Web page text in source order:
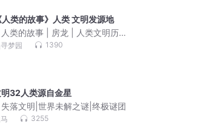
类的故事》人类 文明发源地
人类的故事 | 房龙 | 人类文明历史
史科普
梦园 1390
32人类源自金星
失落文明|世界未解之谜|终极谜团
3255